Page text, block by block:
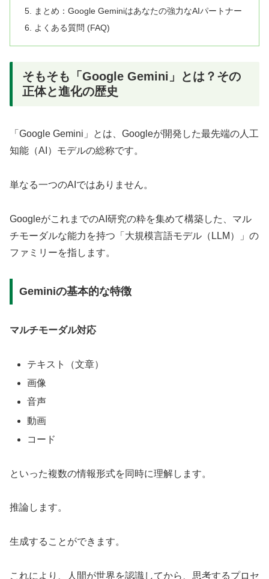
まとめ：Google Geminiはあなたの強力なAIパートナー
よくある質問 (FAQ)
そもそも「Google Gemini」とは？その
正体と進化の歴史
「Google Gemini」とは、Googleが開発した最先端の人工
知能（AI）モデルの総称です。
単なる一つのAIではありません。
GoogleがこれまでのAI研究の粋を集めて構築した、マル
チモーダルな能力を持つ「大規模言語モデル（LLM）」の
ファミリーを指します。
Geminiの基本的な特徴
マルチモーダル対応
テキスト（文章）
画像
音声
動画
コード
といった複数の情報形式を同時に理解します。
推論します。
生成することができます。
これにより、人間が世界を認識してから、思考するプロセ